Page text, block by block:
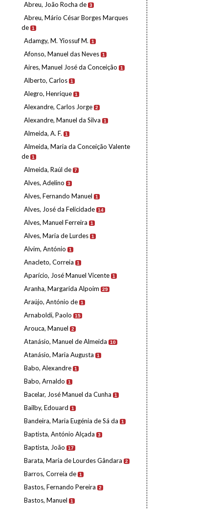
Abreu, João Rocha de 3
Abreu, Mário César Borges Marques
de 1
Adamgy, M. Yiossuf M. 1
Afonso, Manuel das Neves 1
Aires, Manuel José da Conceição 1
Alberto, Carlos 1
Alegro, Henrique 1
Alexandre, Carlos Jorge 2
Alexandre, Manuel da Silva 1
Almeida, A. F. 1
Almeida, Maria da Conceição Valente
de 1
Almeida, Raúl de 7
Alves, Adelino 3
Alves, Fernando Manuel 1
Alves, José da Felicidade 14
Alves, Manuel Ferreira 1
Alves, Maria de Lurdes 1
Alvim, António 1
Anacleto, Correia 1
Aparício, José Manuel Vicente 1
Aranha, Margarida Alpoim 29
Araújo, António de 1
Arnaboldi, Paolo 15
Arouca, Manuel 2
Atanásio, Manuel de Almeida 10
Atanásio, Maria Augusta 1
Babo, Alexandre 1
Babo, Arnaldo 1
Bacelar, José Manuel da Cunha 1
Bailby, Edouard 1
Bandeira, Maria Eugénia de Sá da 1
Baptista, António Alçada 3
Baptista, João 17
Barata, Maria de Lourdes Gândara 2
Barros, Correia de 1
Bastos, Fernando Pereira 2
Bastos, Manuel 1